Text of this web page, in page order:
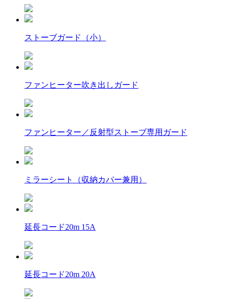
ストーブガード（小）
ファンヒーター吹き出しガード
ファンヒーター／反射型ストーブ専用ガード
ミラーシート（収納カバー兼用）
延長コード20m 15A
延長コード20m 20A